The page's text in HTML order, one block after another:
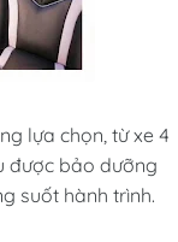
lựa chọn, từ xe 4
được bảo dưỡng
suốt hành trình.